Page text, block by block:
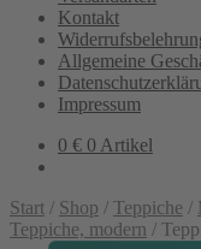
Kontakt
Allgemeine
Impressum
0 € 0 Artikel
Start / Shop / Teppiche /
Teppiche, modern /